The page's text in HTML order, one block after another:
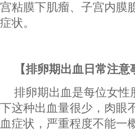
宫粘膜下肌瘤、子宫内膜
症状。
【排卵期出血日常注意
排卵期出血是每位女性
下这种出血量很少，肉眼
血症状，严重程度不能一